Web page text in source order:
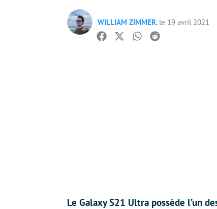
WILLIAM ZIMMER, le 19 avril 2021
Facebook
TwitterWhatsapp
Reddit
Le Galaxy S21 Ultra possède l’un